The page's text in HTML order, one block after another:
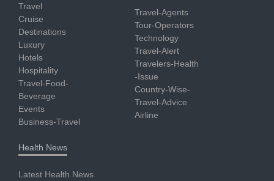
Travel
Cruise
Destinations
Luxury
Hotels
Hospitality
Travel-Food-
Beverage
Events
Business-Travel
Travel-Agents
Tour-Operators
Technology
Travel-Alert
Travelers-Health
-Issue
Country-Wise-
Travel-Advice
Airline
Health News
Latest Health News